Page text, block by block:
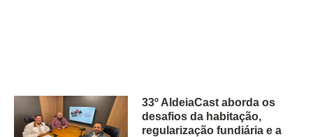
33º AldeiaCast aborda os
desafios da habitação,
regularização fundiária e a